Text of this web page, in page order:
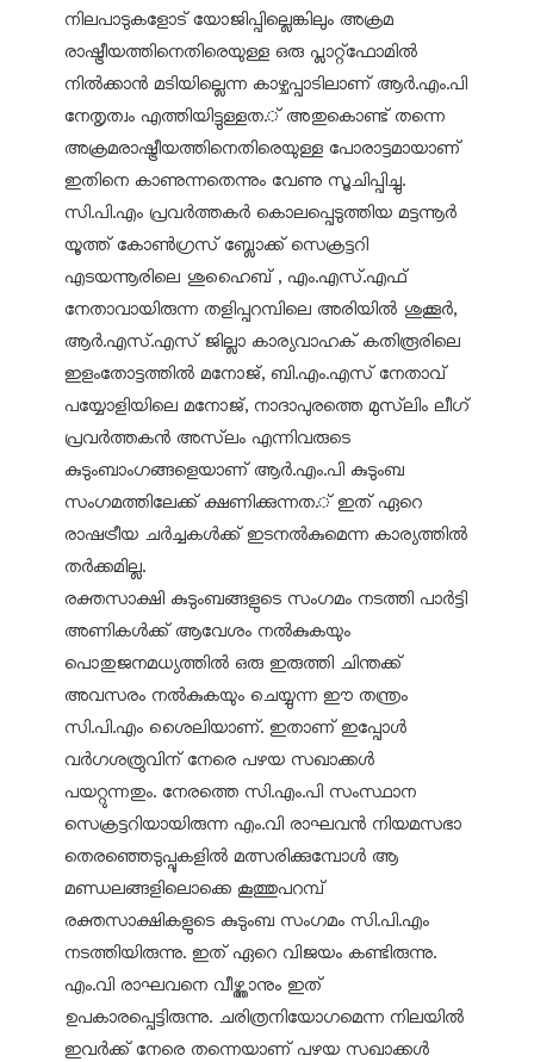
നിലപാടുകളോട് യോജിപ്പില്ലെങ്കിലും അക്രമ
രാഷ്ട്രീയത്തിനെതിരെയുള്ള ഒരു പ്ലാറ്റ്‌ഫോമിൽ
നിൽക്കാൻ മടിയില്ലെന്ന കാഴ്ചപ്പാടിലാണ് ആർ.എം.പി
നേതൃത്വം എത്തിയിട്ടുള്ളത.് അതുകൊണ്ട് തന്നെ
അക്രമരാഷ്ട്രീയത്തിനെതിരെയുള്ള പോരാട്ടമായാണ്
ഇതിനെ കാണുന്നതെന്നും വേണു സൂചിപ്പിച്ചു.
സി.പി.എം പ്രവർത്തകർ കൊലപ്പെടുത്തിയ മട്ടന്നൂർ
യൂത്ത് കോൺഗ്രസ് ബ്ലോക്ക് സെക്രട്ടറി
എടയന്നൂരിലെ ശുഹൈബ് , എം.എസ്.എഫ്
നേതാവായിരുന്ന തളിപ്പറമ്പിലെ അരിയിൽ ശുക്കൂർ,
ആർ.എസ്.എസ് ജില്ലാ കാര്യവാഹക് കതിരൂരിലെ
ഇളംതോട്ടത്തിൽ മനോജ്, ബി.എം.എസ് നേതാവ്
പയ്യോളിയിലെ മനോജ്, നാദാപുരത്തെ മുസ്‌ലിം ലീഗ്
പ്രവർത്തകൻ അസ്‌ലം എന്നിവരുടെ
കുടുംബാംഗങ്ങളെയാണ് ആർ.എം.പി കുടുംബ
സംഗമത്തിലേക്ക് ക്ഷണിക്കുന്നത.് ഇത് ഏറെ
രാഷട്രീയ ചർച്ചകൾക്ക് ഇടനൽകുമെന്ന കാര്യത്തിൽ
തർക്കമില്ല.
രക്തസാക്ഷി കുടുംബങ്ങളുടെ സംഗമം നടത്തി പാർട്ടി
അണികൾക്ക് ആവേശം നൽകുകയും
പൊതുജനമധ്യത്തിൽ ഒരു ഇരുത്തി ചിന്തക്ക്
അവസരം നൽകുകയും ചെയ്യുന്ന ഈ തന്ത്രം
സി.പി.എം ശൈലിയാണ്. ഇതാണ് ഇപ്പോൾ
വർഗശത്രുവിന് നേരെ പഴയ സഖാക്കൾ
പയറ്റുന്നതും. നേരത്തെ സി.എം.പി സംസ്ഥാന
സെക്രട്ടറിയായിരുന്ന എം.വി രാഘവൻ നിയമസഭാ
തെരഞ്ഞെടുപ്പുകളിൽ മത്സരിക്കുമ്പോൾ ആ
മണ്ഡലങ്ങളിലൊക്കെ കൂത്തുപറമ്പ്
രക്തസാക്ഷികളുടെ കുടുംബ സംഗമം സി.പി.എം
നടത്തിയിരുന്നു. ഇത് ഏറെ വിജയം കണ്ടിരുന്നു.
എം.വി രാഘവനെ വീഴ്ത്താനും ഇത്
ഉപകാരപ്പെട്ടിരുന്നു. ചരിത്രനിയോഗമെന്ന നിലയിൽ
ഇവർക്ക് നേരെ തന്നെയാണ് പഴയ സഖാക്കൾ